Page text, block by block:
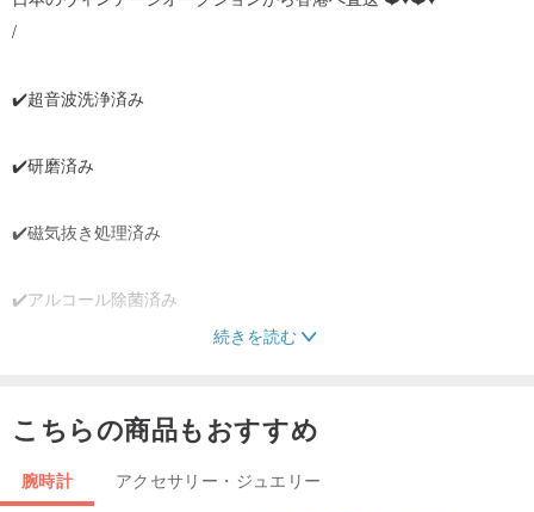
/
✔️超音波洗浄済み
✔️研磨済み
✔️磁気抜き処理済み
✔️アルコール除菌済み
■外観の状態：本体《全体的に美しい》
■ケースサイズ：《約 23mm x 23mm》（リューズ含まず）
続きを読む
こちらの商品もおすすめ
腕時計 アクセサリー・ジュエリー